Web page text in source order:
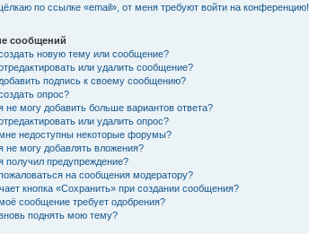
по ссылке «email», от меня требуют войти на конференцию!
сообщений
новую тему или сообщение?
или удалить сообщение?
подпись к своему сообщению?
опрос?
не могу добавить больше вариантов ответа?
или удалить опрос?
недоступны некоторые форумы?
не могу добавлять вложения?
получил предупреждение?
на сообщения модератору?
кнопка «Сохранить» при создании сообщения?
сообщение требует одобрения?
поднять мою тему?